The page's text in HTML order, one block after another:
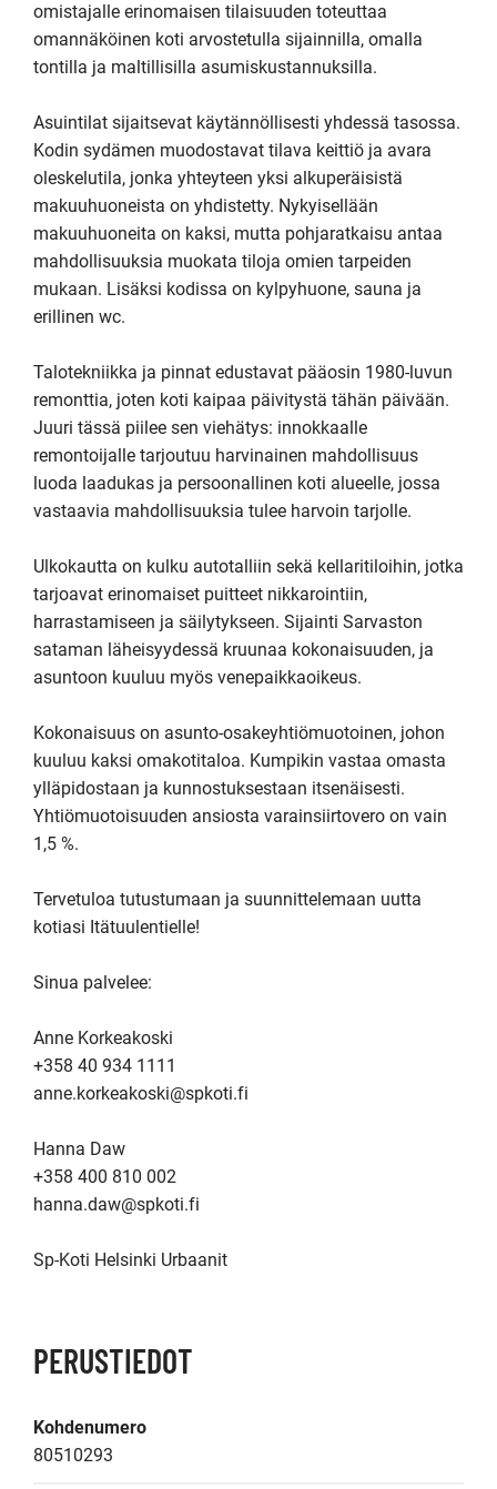
omistajalle erinomaisen tilaisuuden toteuttaa
omannäköinen koti arvostetulla sijainnilla, omalla
tontilla ja maltillisilla asumiskustannuksilla.
Asuintilat sijaitsevat käytännöllisesti yhdessä tasossa.
Kodin sydämen muodostavat tilava keittiö ja avara
oleskelutila, jonka yhteyteen yksi alkuperäisistä
makuuhuoneista on yhdistetty. Nykyisellään
makuuhuoneita on kaksi, mutta pohjaratkaisu antaa
mahdollisuuksia muokata tiloja omien tarpeiden
mukaan. Lisäksi kodissa on kylpyhuone, sauna ja
erillinen wc.
Talotekniikka ja pinnat edustavat pääosin 1980-luvun
remonttia, joten koti kaipaa päivitystä tähän päivään.
Juuri tässä piilee sen viehätys: innokkaalle
remontoijalle tarjoutuu harvinainen mahdollisuus
luoda laadukas ja persoonallinen koti alueelle, jossa
vastaavia mahdollisuuksia tulee harvoin tarjolle.
Ulkokautta on kulku autotalliin sekä kellaritiloihin, jotka
tarjoavat erinomaiset puitteet nikkarointiin,
harrastamiseen ja säilytykseen. Sijainti Sarvaston
sataman läheisyydessä kruunaa kokonaisuuden, ja
asuntoon kuuluu myös venepaikkaoikeus.
Kokonaisuus on asunto-osakeyhtiömuotoinen, johon
kuuluu kaksi omakotitaloa. Kumpikin vastaa omasta
ylläpidostaan ja kunnostuksestaan itsenäisesti.
Yhtiömuotoisuuden ansiosta varainsiirtovero on vain
1,5 %.
Tervetuloa tutustumaan ja suunnittelemaan uutta
kotiasi Itätuulentielle!
Sinua palvelee:
Anne Korkeakoski
+358 40 934 1111
anne.korkeakoski@spkoti.fi
Hanna Daw
+358 400 810 002
hanna.daw@spkoti.fi
Sp-Koti Helsinki Urbaanit
PERUSTIEDOT
Kohdenumero
80510293